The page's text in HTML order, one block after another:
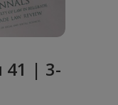
41 | 3-